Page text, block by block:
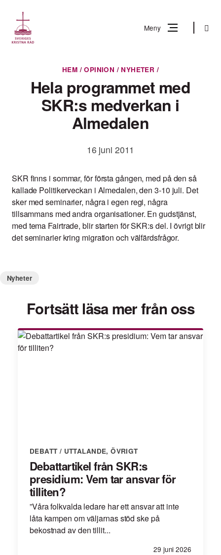
innehåll
Meny Sök
HEM /OPINION / NYHETER /
Hela programmet med
SKR:s medverkan i
Almedalen
16 juni 2011
SKR finns i sommar, för första gången, med på den så
kallade Politikerveckan i Almedalen, den 3-10 juli. Det
sker med seminarier, några i egen regi, några
tillsammans med andra organisationer. En gudstjänst,
med tema Fairtrade, blir starten för SKR:s del. I övrigt blir
det seminarier kring migration och välfärdsfrågor.
Nyheter
Fortsätt läsa mer från oss
DEBATT / UTTALANDE,ÖVRIGT
Debattartikel från SKR:s
presidium: Vem tar ansvar för
tilliten?
29 juni 2026
”Våra folkvalda ledare har ett ansvar att inte
låta kampen om väljarnas stöd ske på
bekostnad av den tillit...